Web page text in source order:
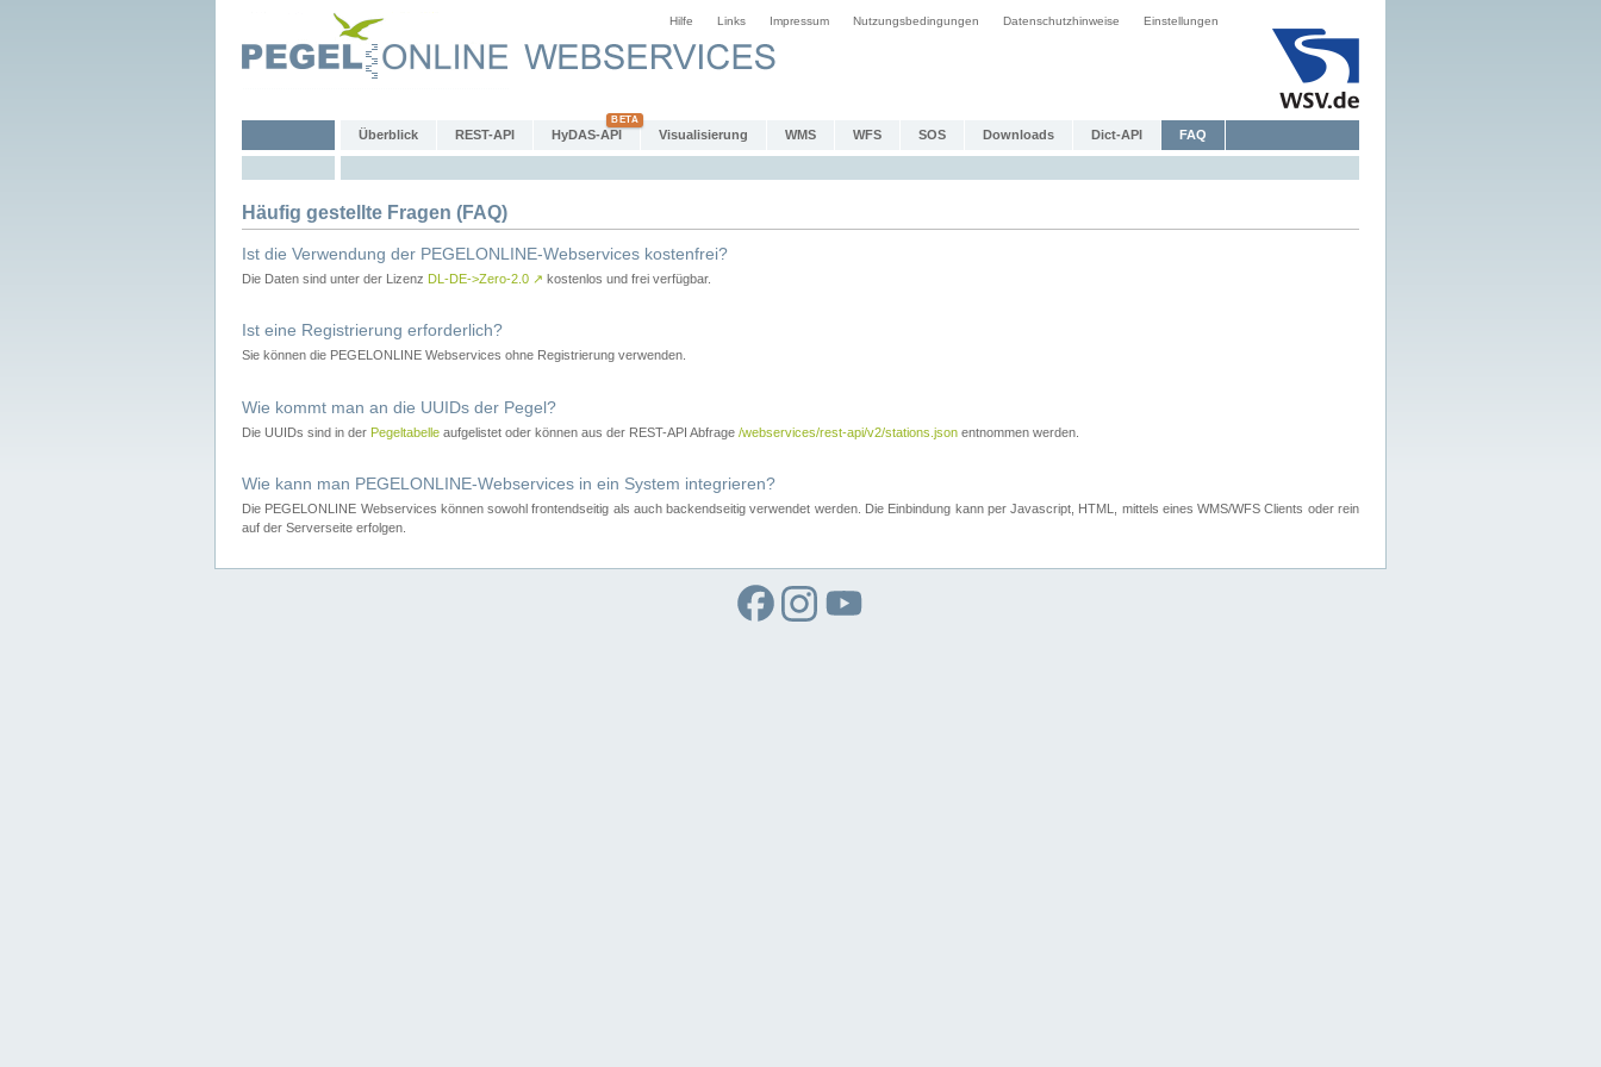
Hilfe Links Impressum Nutzungsbedingungen Datenschutzhinweise Einstellungen
Überblick REST-API HyDAS-API Visualisierung WMS WFS SOS Downloads Dict-API FAQ
Häufig gestellte Fragen (FAQ)
Ist die Verwendung der PEGELONLINE-Webservices kostenfrei?
Die Daten sind unter der Lizenz DL-DE->Zero-2.0 ↗ kostenlos und frei verfügbar.
Ist eine Registrierung erforderlich?
Sie können die PEGELONLINE Webservices ohne Registrierung verwenden.
Wie kommt man an die UUIDs der Pegel?
Die UUIDs sind in der Pegeltabelle aufgelistet oder können aus der REST-API Abfrage /webservices/rest-api/v2/stations.json entnommen werden.
Wie kann man PEGELONLINE-Webservices in ein System integrieren?
Die PEGELONLINE Webservices können sowohl frontendseitig als auch backendseitig verwendet werden. Die Einbindung kann per Javascript, HTML, mittels eines WMS/WFS Clients oder rein
auf der Serverseite erfolgen.